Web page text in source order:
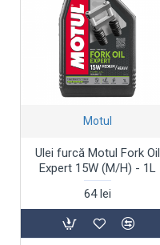
Motul
Ulei furcă Motul Fork Oil
Expert 15W (M/H) - 1L
64 lei